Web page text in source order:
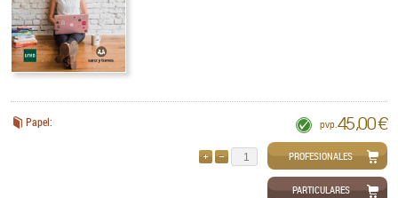
Papel: pvp. 45,00 €
QUITARPROFESIONALES
PARTICULARES